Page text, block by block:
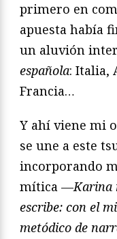
primero en
apuesta había
un aluvión
española: Italia,
Francia…
Y ahí viene mi
se une a este
incorporando
mítica —Karina
escribe: con el
metódico de